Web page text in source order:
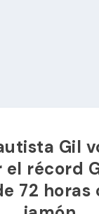
Gil
récord
72